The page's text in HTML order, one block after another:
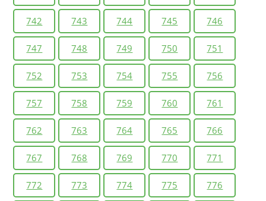
742 743 744 745 746
747 748 749 750 751
752 753 754 755 756
757 758 759 760 761
762 763 764 765 766
767 768 769 770 771
772 773 774 775 776